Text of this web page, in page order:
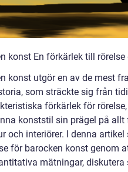
konst En förkärlek till
konst utgör en av de mest
som sträckte sig från
förkärlek för
konststil sin prägel på
och interiörer. I denna
för barocken konst genom
mätningar,